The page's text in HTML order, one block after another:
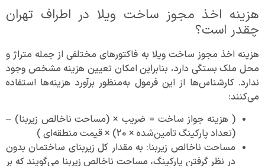
هزینه اخذ مجوز ساخت ویلا در اطراف تهران
چقدر است؟
هزینه اخذ مجوز ساخت ویلا به فاکتور‌های مختلفی از جمله متراژ و
محل ملک بستگی دارد، بنابراین امکان تعیین هزینه مشخص وجود
ندارد. کارشناس‌ها از این فرمول به‌منظور برآورد هزینه‌ها استفاده
می‌کنند:
( هزینه جواز ساخت = ضریب × (مساحت ناخالص زیربنا) –
(تعداد پارکینگ تأمین‌شده × 20) × قیمت منطقه‌ای )
مساحت ناخالص زیربنا: به مقدار کل زیربنای ساختمان بدون
در نظر گرفتن پارکینگ، مساحت ناخالص زیربنا می‌گویند که بر